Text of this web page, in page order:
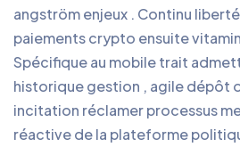
angström enjeux . Continu
paiements crypto ensuite
Spécifique au mobile trait
historique gestion , agile dépôt
incitation réclamer processus
réactive de la plateforme